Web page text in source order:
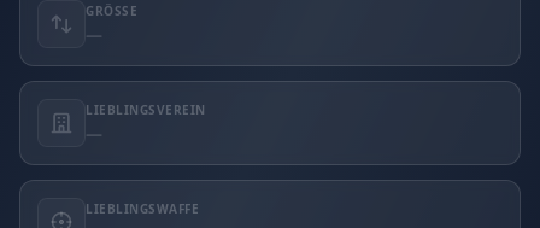
GRÖSSE
—
LIEBLINGSVEREIN
—
LIEBLINGSWAFFE